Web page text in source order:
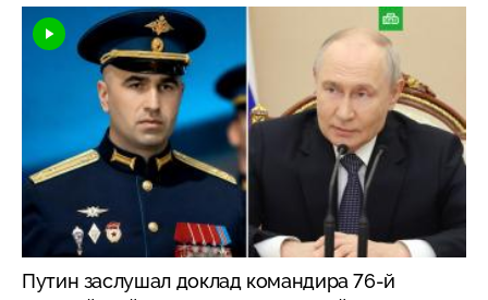
Путин заслушал доклад командира 76-й